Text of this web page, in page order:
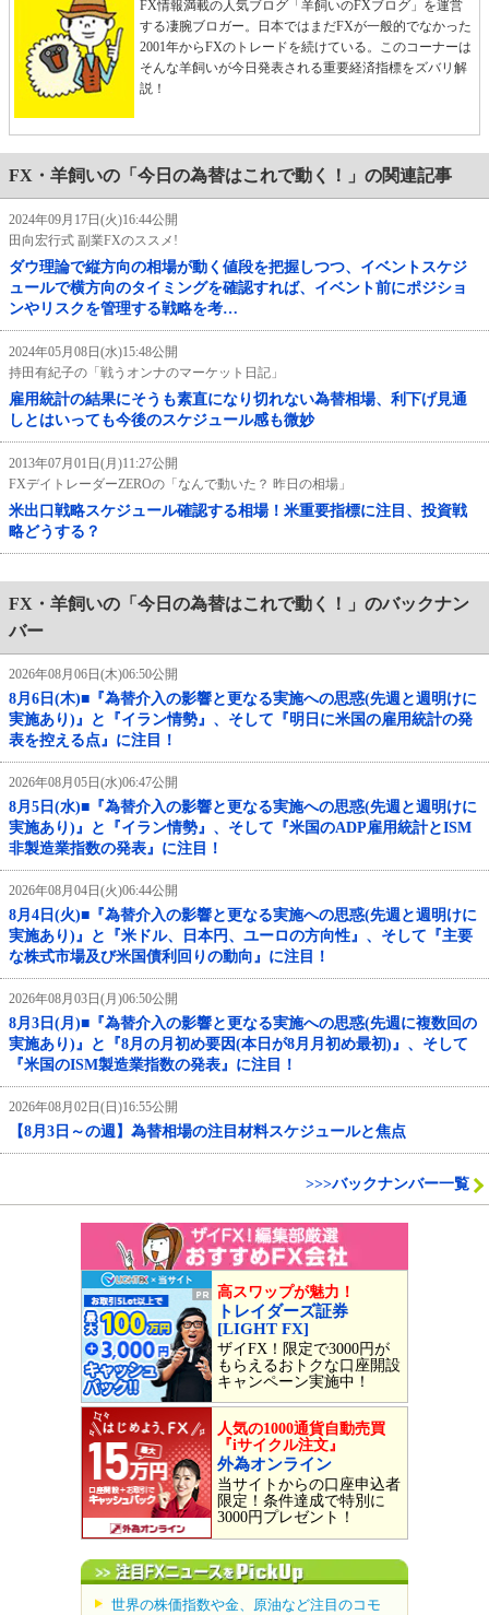
FX情報満載の人気ブログ「羊飼いのFXブログ」を運営
する凄腕ブロガー。日本ではまだFXが一般的でなかった
2001年からFXのトレードを続けている。このコーナーは
そんな羊飼いが今日発表される重要経済指標をズバリ解
説！
FX・羊飼いの「今日の為替はこれで動く！」の関連記事
2024年09月17日(火)16:44公開
田向宏行式 副業FXのススメ!
ダウ理論で縦方向の相場が動く値段を把握しつつ、イベントスケジ
ュールで横方向のタイミングを確認すれば、イベント前にポジショ
ンやリスクを管理する戦略を考…
2024年05月08日(水)15:48公開
持田有紀子の「戦うオンナのマーケット日記」
雇用統計の結果にそうも素直になり切れない為替相場、利下げ見通
しとはいっても今後のスケジュール感も微妙
2013年07月01日(月)11:27公開
FXデイトレーダーZEROの「なんで動いた？ 昨日の相場」
米出口戦略スケジュール確認する相場！米重要指標に注目、投資戦
略どうする？
FX・羊飼いの「今日の為替はこれで動く！」のバックナン
バー
2026年08月06日(木)06:50公開
8月6日(木)■『為替介入の影響と更なる実施への思惑(先週と週明けに
実施あり)』と『イラン情勢』、そして『明日に米国の雇用統計の発
表を控える点』に注目！
2026年08月05日(水)06:47公開
8月5日(水)■『為替介入の影響と更なる実施への思惑(先週と週明けに
実施あり)』と『イラン情勢』、そして『米国のADP雇用統計とISM
非製造業指数の発表』に注目！
2026年08月04日(火)06:44公開
8月4日(火)■『為替介入の影響と更なる実施への思惑(先週と週明けに
実施あり)』と『米ドル、日本円、ユーロの方向性』、そして『主要
な株式市場及び米国債利回りの動向』に注目！
2026年08月03日(月)06:50公開
8月3日(月)■『為替介入の影響と更なる実施への思惑(先週に複数回の
実施あり)』と『8月の月初め要因(本日が8月月初め最初)』、そして
『米国のISM製造業指数の発表』に注目！
2026年08月02日(日)16:55公開
【8月3日～の週】為替相場の注目材料スケジュールと焦点
>>>バックナンバー一覧
高スワップが魅力！
トレイダーズ証券
[LIGHT FX]
ザイFX！限定で3000円が
もらえるおトクな口座開設
キャンペーン実施中！
人気の1000通貨自動売買
『iサイクル注文』
外為オンライン
当サイトからの口座申込者
限定！条件達成で特別に
3000円プレゼント！
世界の株価指数や金、原油など注目のコモ